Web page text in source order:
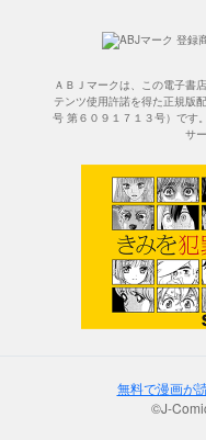
ＡＢＪマークは、この電子書
テンツ使用許諾を得た正規版
号 第６０９１７１３号）です
サ
無料で漫画が
©J-